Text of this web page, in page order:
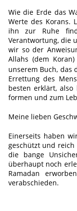
Wie die Erde das
Werte des Korans.
ihn zur Ruhe
Verantwortung, die
wir so der
Allahs (dem
unserem Buch, das
Errettung des
besten erklärt,
formen und zum
Meine lieben
Einerseits haben
geschützt und
die bange
überhaupt noch
Ramadan
verabschieden.